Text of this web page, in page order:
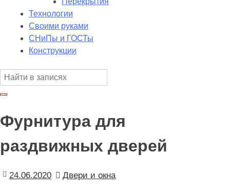
Технологии
Своими руками
СНиПы и ГОСТы
Конструкции
Фурнитура для
раздвижных дверей
24.06.2020 Двери и окна